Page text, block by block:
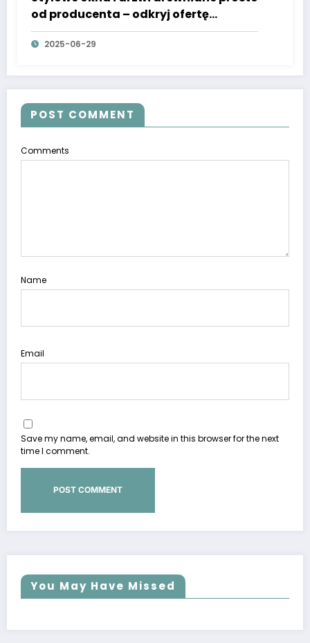
od producenta – odkryj ofertę
Eurostyl
2025-06-29
POST COMMENT
Comments
Name
Email
Save my name, email, and website in this browser for the next
time I comment.
You May Have Missed